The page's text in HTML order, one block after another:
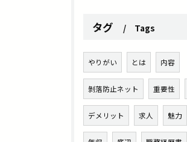
タグ Tags
やりがい とは 内容
剝落防止ネット 重要性
デメリット 求人 魅力